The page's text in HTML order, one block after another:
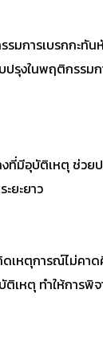
รมการเบรกกะทั
รุงในพฤติกรรม
ที่มีอุบัติเหตุ ช่วย
ยะยาว
เหตุการณ์ไม่คา
เหตุ ทำให้การพิ